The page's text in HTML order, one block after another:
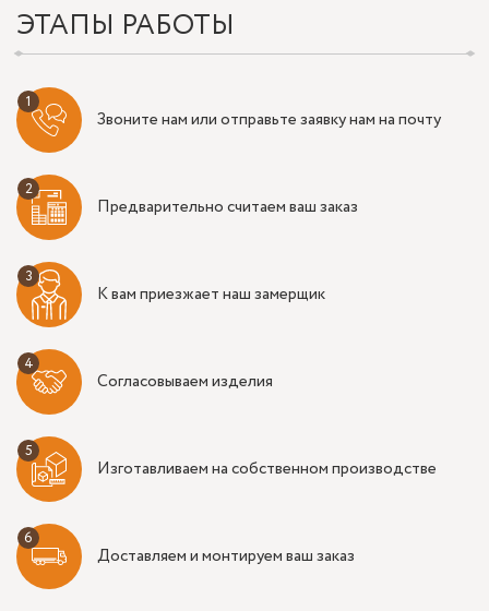
ЭТАПЫ РАБОТЫ
Звоните нам или отправьте заявку нам на почту
Предварительно считаем ваш заказ
К вам приезжает наш замерщик
Согласовываем изделия
Изготавливаем на собственном производстве
Доставляем и монтируем ваш заказ